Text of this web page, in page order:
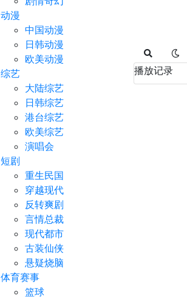
动漫
中国动漫
日韩动漫
欧美动漫
综艺
大陆综艺
日韩综艺
港台综艺
欧美综艺
演唱会
短剧
重生民国
穿越现代
反转爽剧
言情总裁
现代都市
古装仙侠
悬疑烧脑
体育赛事
篮球
播放记录